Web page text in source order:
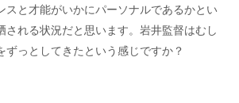
スと才能がいかにパーソナルであるかとい
される状況だと思います。岩井監督はむし
ずっとしてきたという感じですか？